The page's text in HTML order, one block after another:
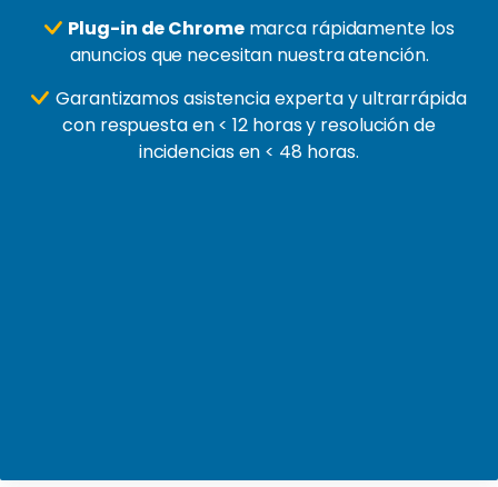
Plug-in de Chromemarca rápidamente los
anuncios que necesitan nuestra atención.
Garantizamos asistencia experta y ultrarrápida
con respuesta en < 12 horas y resolución de
incidencias en < 48 horas.